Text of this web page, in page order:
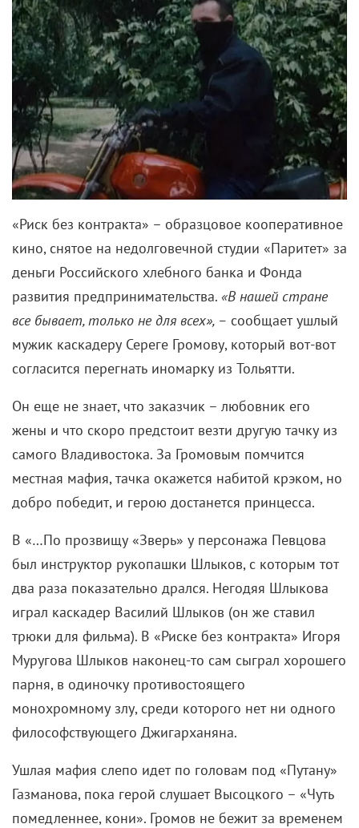
«Риск без контракта» – образцовое кооперативное
кино, снятое на недолговечной студии «Паритет» за
деньги Российского хлебного банка и Фонда
развития предпринимательства. «В нашей стране
все бывает, только не для всех», – сообщает ушлый
мужик каскадеру Сереге Громову, который вот-вот
согласится перегнать иномарку из Тольятти.
Он еще не знает, что заказчик – любовник его
жены и что скоро предстоит везти другую тачку из
самого Владивостока. За Громовым помчится
местная мафия, тачка окажется набитой крэком, но
добро победит, и герою достанется принцесса.
В «…По прозвищу «Зверь» у персонажа Певцова
был инструктор рукопашки Шлыков, с которым тот
два раза показательно дрался. Негодяя Шлыкова
играл каскадер Василий Шлыков (он же ставил
трюки для фильма). В «Риске без контракта» Игоря
Муругова Шлыков наконец-то сам сыграл хорошего
парня, в одиночку противостоящего
монохромному злу, среди которого нет ни одного
философствующего Джигарханяна.
Ушлая мафия слепо идет по головам под «Путану»
Газманова, пока герой слушает Высоцкого – «Чуть
помедленнее, кони». Громов не бежит за временем